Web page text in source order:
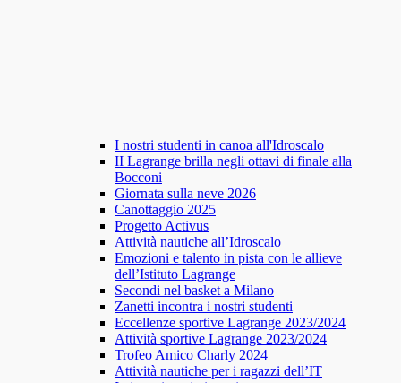
I nostri studenti in canoa all'Idroscalo
II Lagrange brilla negli ottavi di finale alla
Bocconi
Giornata sulla neve 2026
Canottaggio 2025
Progetto Activus
Attività nautiche all’Idroscalo
Emozioni e talento in pista con le allieve
dell’Istituto Lagrange
Secondi nel basket a Milano
Zanetti incontra i nostri studenti
Eccellenze sportive Lagrange 2023/2024
Attività sportive Lagrange 2023/2024
Trofeo Amico Charly 2024
Attività nautiche per i ragazzi dell’IT